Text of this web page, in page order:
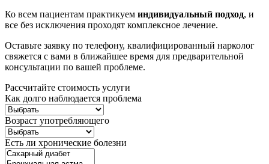
Ко всем пациентам практикуем индивидуальный подход, и
все без исключения проходят комплексное лечение.
Оставьте заявку по телефону, квалифицированный нарколог
свяжется с вами в ближайшее время для предварительной
консультации по вашей проблеме.
Рассчитайте стоимость услуги
Как долго наблюдается проблема
Возраст употребляющего
Есть ли хронические болезни